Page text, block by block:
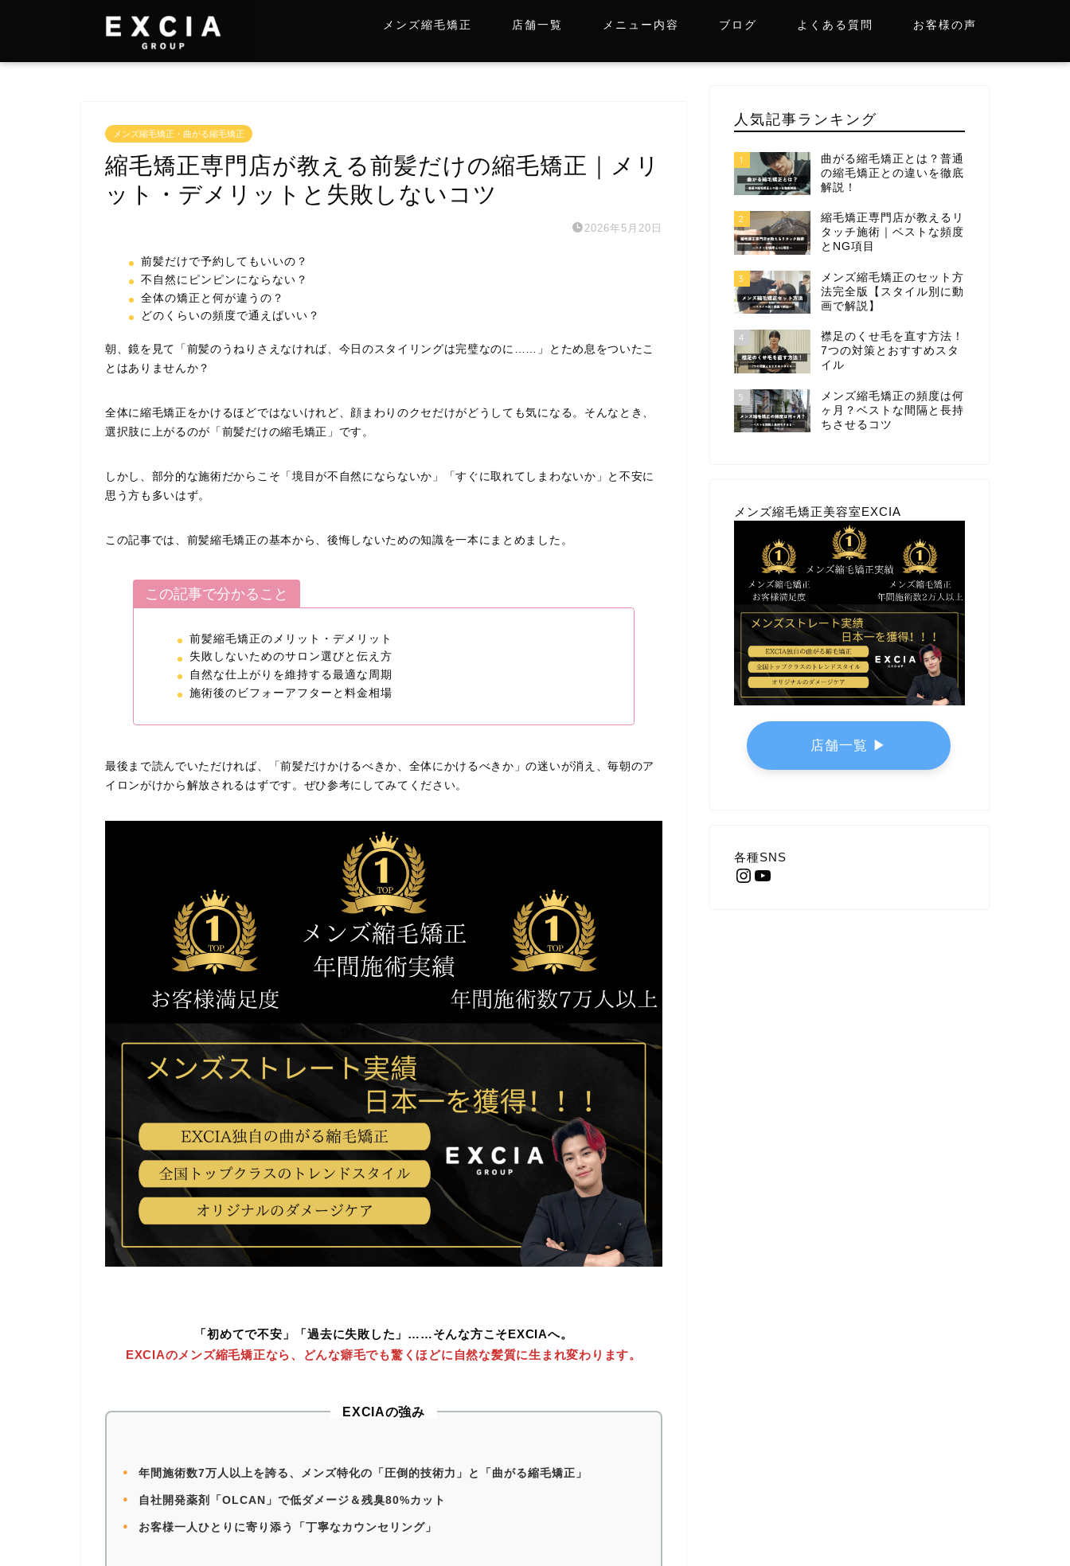
メンズ縮毛矯正 店舗一覧 メニュー内容 ブログ よくある質問 お客様の声
メンズ縮毛矯正・曲がる縮毛矯正
縮毛矯正専門店が教える前髪だけの縮毛矯正｜メリ
ット・デメリットと失敗しないコツ
2026年5月20日
前髪だけで予約してもいいの？
不自然にピンピンにならない？
全体の矯正と何が違うの？
どのくらいの頻度で通えばいい？
朝、鏡を見て「前髪のうねりさえなければ、今日のスタイリングは完璧なのに……」とため息をついたこ
とはありませんか？
全体に縮毛矯正をかけるほどではないけれど、顔まわりのクセだけがどうしても気になる。そんなとき、
選択肢に上がるのが「前髪だけの縮毛矯正」です。
しかし、部分的な施術だからこそ「境目が不自然にならないか」「すぐに取れてしまわないか」と不安に
思う方も多いはず。
この記事では、前髪縮毛矯正の基本から、後悔しないための知識を一本にまとめました。
この記事で分かること
前髪縮毛矯正のメリット・デメリット
失敗しないためのサロン選びと伝え方
自然な仕上がりを維持する最適な周期
施術後のビフォーアフターと料金相場
最後まで読んでいただければ、「前髪だけかけるべきか、全体にかけるべきか」の迷いが消え、毎朝のア
イロンがけから解放されるはずです。ぜひ参考にしてみてください。
「初めてで不安」「過去に失敗した」……そんな方こそEXCIAへ。
EXCIAのメンズ縮毛矯正なら、どんな癖毛でも驚くほどに自然な髪質に生まれ変わります。
EXCIAの強み
● 年間施術数7万人以上を誇る、メンズ特化の「圧倒的技術力」と「曲がる縮毛矯正」
● 自社開発薬剤「OLCAN」で低ダメージ＆残臭80%カット
● お客様一人ひとりに寄り添う「丁寧なカウンセリング」
人気記事ランキング
1
曲がる縮毛矯正とは？普通
の縮毛矯正との違いを徹底
解説！
2
縮毛矯正専門店が教えるリ
タッチ施術｜ベストな頻度
とNG項目
3
メンズ縮毛矯正のセット方
法完全版【スタイル別に動
画で解説】
4
襟足のくせ毛を直す方法！
7つの対策とおすすめスタ
イル
5
メンズ縮毛矯正の頻度は何
ヶ月？ベストな間隔と長持
ちさせるコツ
メンズ縮毛矯正美容室EXCIA
店舗一覧 ▶︎
各種SNS